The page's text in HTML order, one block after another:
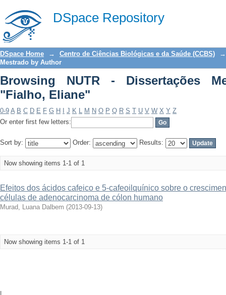
DSpace Repository
Browsing NUTR - Dissertações
DSpace Home → Centro de Ciências Biológicas e da Saúde (CCBS)
→
Mestrado by Author
Browsing NUTR - Dissertações
"Fialho, Eliane"
0-9 A B C D E F G H J K L M N O P Q R S T U V W X Y Z
Or enter first few letters:
Sort by: Order: Results:
Now showing items 1-1 of 1
Efeitos dos ácidos cafeico e 5-cafeoilquínico sobre o
células de adenocarcinoma de cólon humano
Murad, Luana Dalbem (2013-09-13)
Now showing items 1-1 of 1